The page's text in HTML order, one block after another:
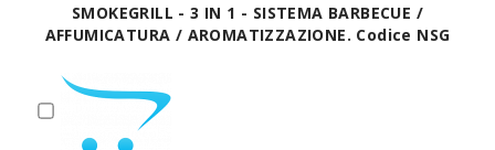
SMOKEGRILL - 3 IN 1 - SISTEMA BARBECUE /
AFFUMICATURA / AROMATIZZAZIONE. Codice NSG